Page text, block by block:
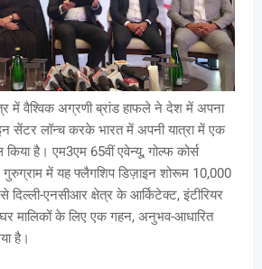
में वैश्विक अग्रणी ब्रांड हाफले ने देश में अपना
सेंटर लॉन्च करके भारत में अपनी यात्रा में एक
किया है। एम3एम 65वीं एवेन्यू, गोल्फ कोर्स
में यह फ्लैगशिप डिज़ाइन शोरूम 10,000
दिल्ली-एनसीआर क्षेत्र के आर्किटेक्ट, इंटीरियर
मालिकों के लिए एक गहन, अनुभव-आधारित
है।